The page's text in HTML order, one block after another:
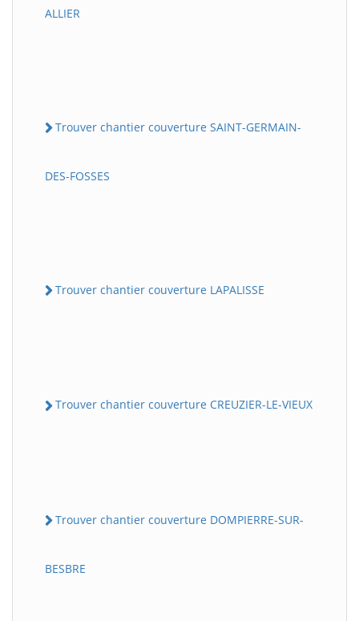
ALLIER
Trouver chantier couverture SAINT-GERMAIN-
DES-FOSSES
Trouver chantier couverture LAPALISSE
Trouver chantier couverture CREUZIER-LE-VIEUX
Trouver chantier couverture DOMPIERRE-SUR-
BESBRE